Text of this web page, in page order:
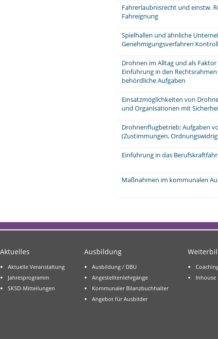
Fahrerlaubnisrecht und einstw.
Fahreignung
Spielhallen und ähnliche
Genehmigungsverfahren
Drohnen im Alltag und als
Einführung in den
behördliche Aufgaben
Einsatzmöglichkeiten von
und Organisationen mit
Drohnenflugbetrieb: Aufgaben
(Zustimmungen,
Einführung in das
Maßnahmen im kommunalen
Aktuelles
Aktuelle Veranstaltung
Jahresprogramm
SKSD-Mitteilungen
Ausbildung
Ausbildung / DBU
Angestelltenlehrgänge
Kommunaler Bilanzbuchhalter
Angebot für Ausbilder
Inhouse